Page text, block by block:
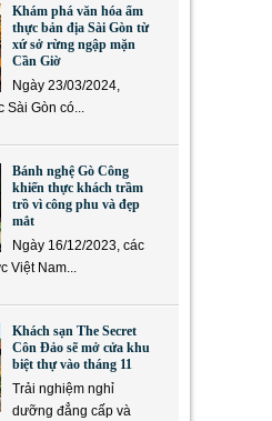
Khám phá văn hóa ẩm
thực bản địa Sài Gòn từ
xứ sở rừng ngập mặn
Cần Giờ
Ngày 23/03/2024,
Sài Gòn có...
Bánh nghệ Gò Công
khiến thực khách trầm
trồ vì công phu và đẹp
mắt
Ngày 16/12/2023, các
Việt Nam...
Khách sạn The Secret
Côn Đảo sẽ mở cửa khu
biệt thự vào tháng 11
Trải nghiệm nghỉ
dưỡng đẳng cấp và